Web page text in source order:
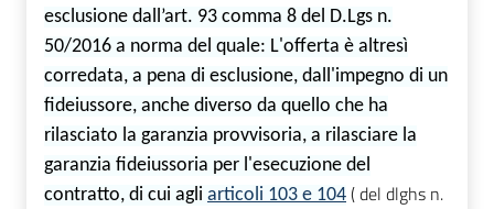
esclusione dall’art. 93 comma 8 del D.Lgs n.
50/2016 a norma del quale: L'offerta è altresì
corredata, a pena di esclusione, dall'impegno di un
fideiussore, anche diverso da quello che ha
rilasciato la garanzia provvisoria, a rilasciare la
garanzia fideiussoria per l'esecuzione del
contratto, di cui agli articoli 103 e 104 ( del dlghs n.